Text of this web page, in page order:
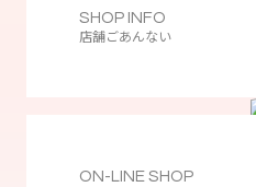
SHOP INFO
店舗ごあんない
ON-LINE SHOP